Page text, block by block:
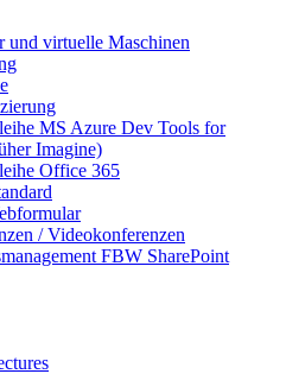
und virtuelle Maschinen
MS Azure Dev Tools for
Imagine)
Office 365
/ Videokonferenzen
FBW SharePoint